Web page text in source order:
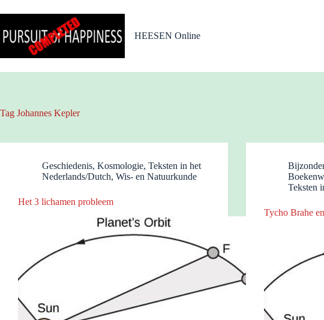
naar
inhoud
HEESEN Online
Tag Johannes Kepler
Geschiedenis, Kosmologie, Teksten in het
Nederlands/Dutch, Wis- en Natuurkunde
Het 3 lichamen probleem
Teksten
Tycho Brahe